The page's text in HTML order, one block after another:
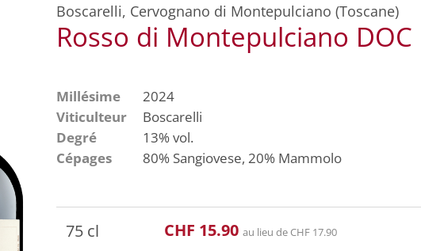
Boscarelli, Cervognano di Montepulciano (Toscane)
Rosso di Montepulciano DOC
Millésime
2024
Viticulteur
Boscarelli
Degré
13% vol.
Cépages
80% Sangiovese, 20% Mammolo
75 cl CHF 15.90 au lieu de CHF 17.90